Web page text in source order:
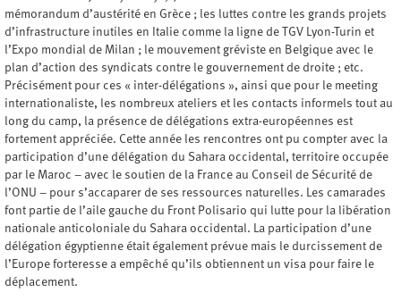
mémorandum d’austérité en Grèce ; les luttes contre les grands projets
d’infrastructure inutiles en Italie comme la ligne de TGV Lyon-Turin et
l’Expo mondial de Milan ; le mouvement gréviste en Belgique avec le
plan d’action des syndicats contre le gouvernement de droite ; etc.
Précisément pour ces « inter-délégations », ainsi que pour le meeting
internationaliste, les nombreux ateliers et les contacts informels tout au
long du camp, la présence de délégations extra-européennes est
fortement appréciée. Cette année les rencontres ont pu compter avec la
participation d’une délégation du Sahara occidental, territoire occupée
par le Maroc – avec le soutien de la France au Conseil de Sécurité de
l’ONU – pour s’accaparer de ses ressources naturelles. Les camarades
font partie de l’aile gauche du Front Polisario qui lutte pour la libération
nationale anticoloniale du Sahara occidental. La participation d’une
délégation égyptienne était également prévue mais le durcissement de
l’Europe forteresse a empêché qu’ils obtiennent un visa pour faire le
déplacement.